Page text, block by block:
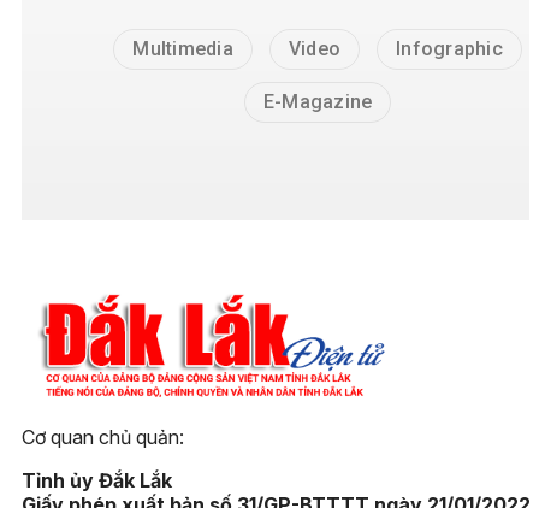
Multimedia Video Infographic
E-Magazine
Cơ quan chủ quản:
Tỉnh ủy Đắk Lắk